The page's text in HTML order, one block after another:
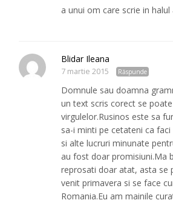
a unui om care scrie in halul
Blidar Ileana
7 martie 2015 Răspunde
Domnule sau doamna
un text scris corect se
virgulelor.Rusinos este sa
sa-i minti pe cetateni ca
si alte lucruri minunate
au fost doar promisiuni.Ma
reprosati doar atat, asta se
venit primavera si se face
Romania.Eu am mainile